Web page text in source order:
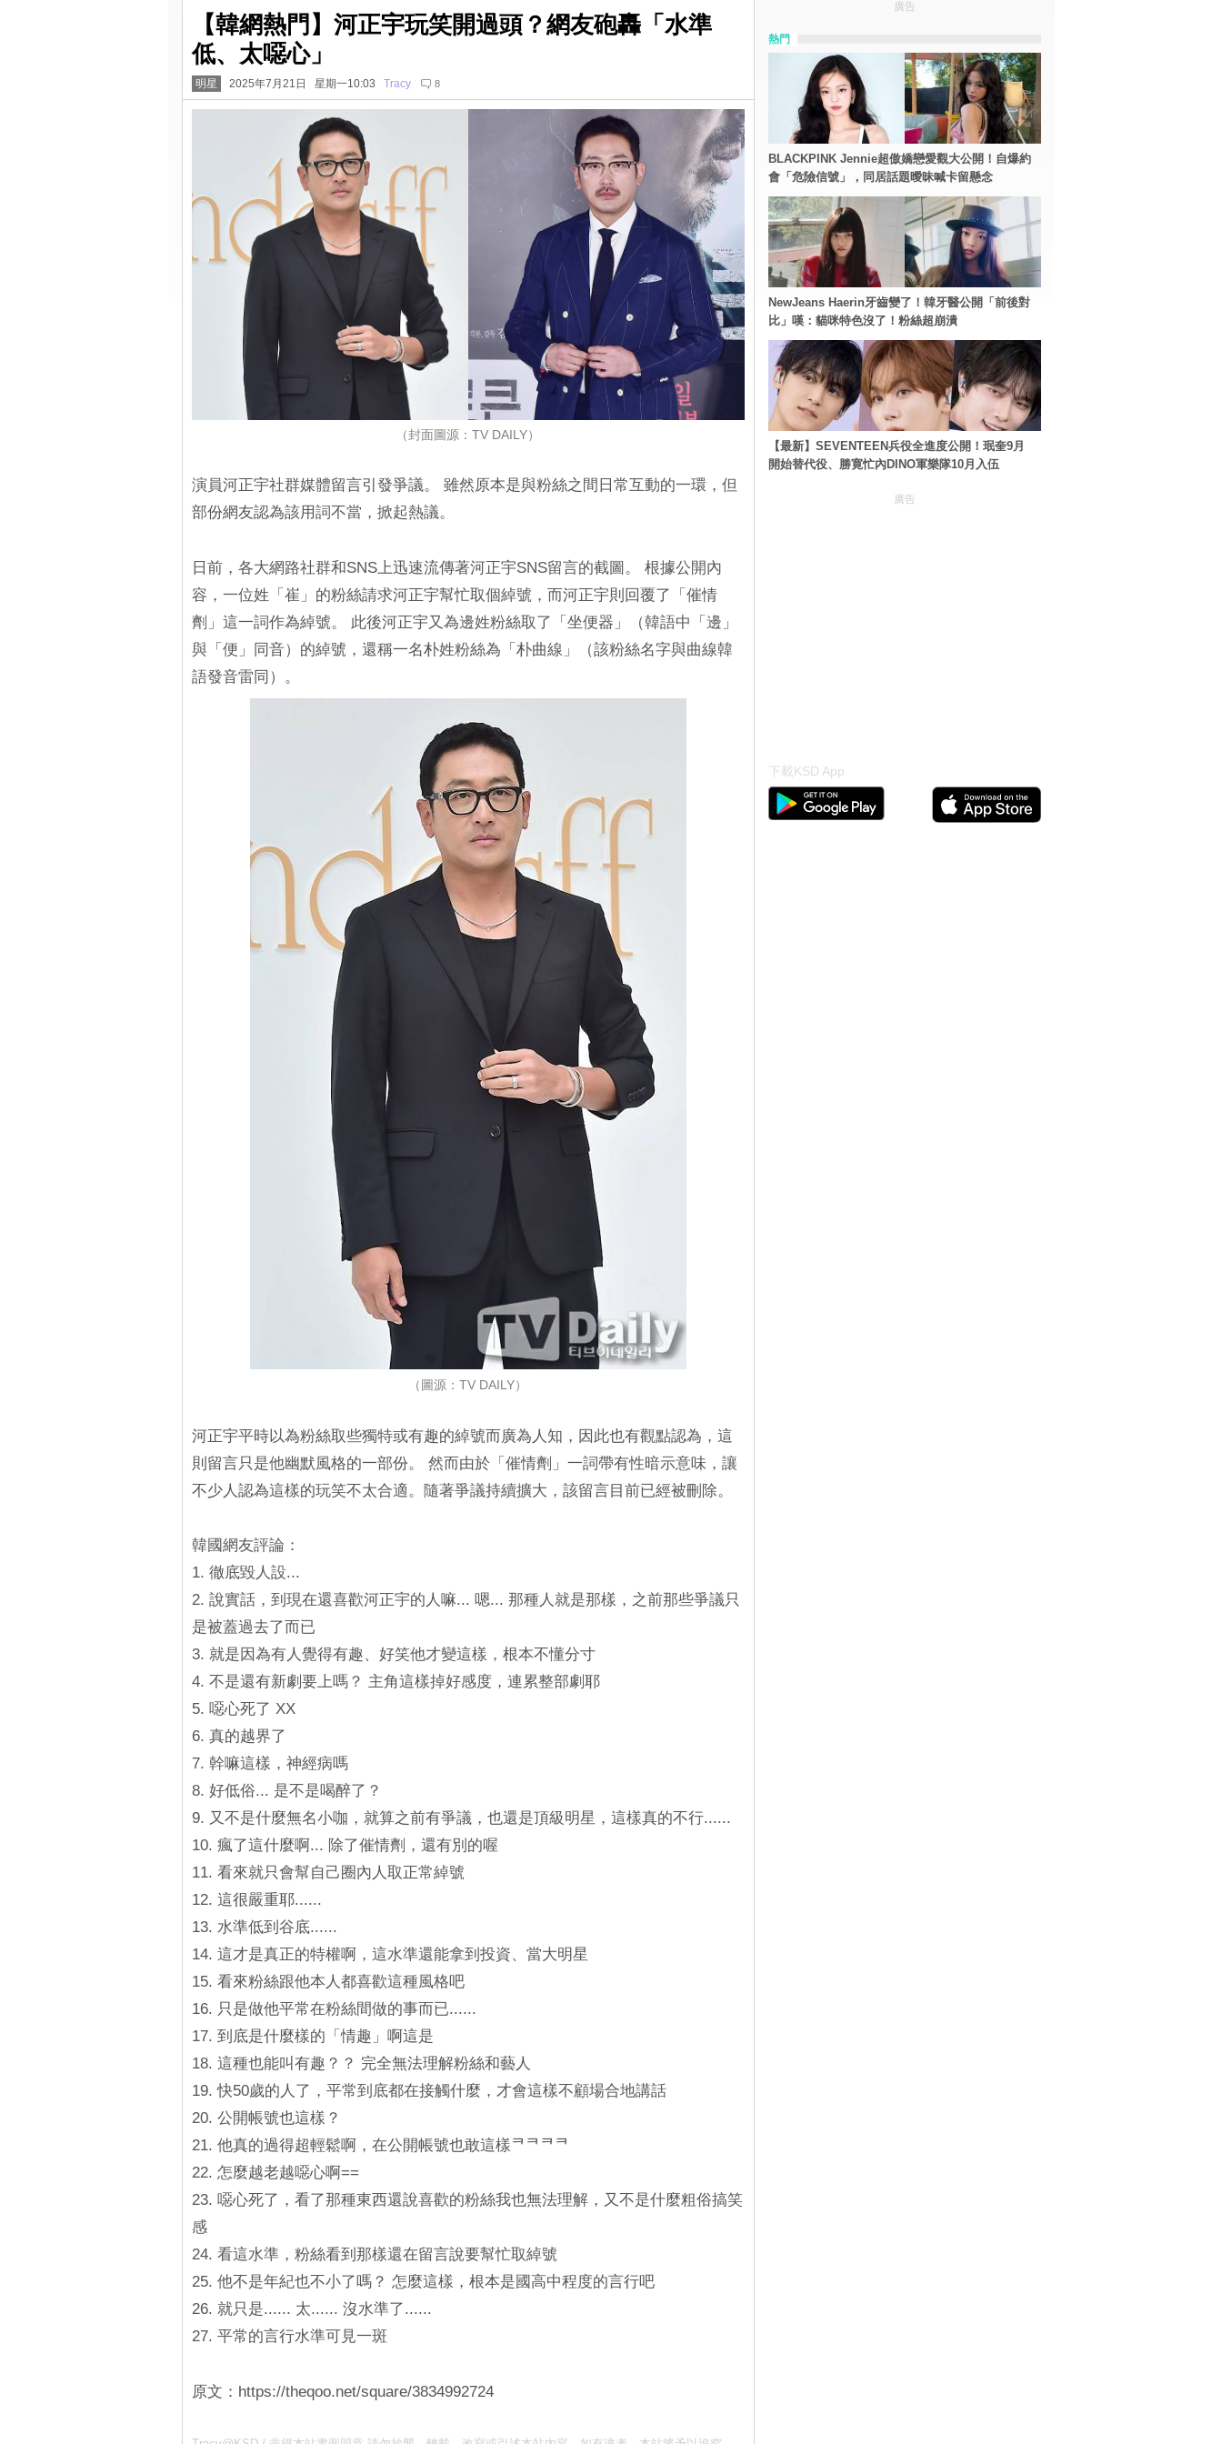
【韓網熱門】河正宇玩笑開過頭？網友砲轟「水準
低、太噁心」
明星 2025年7月21日 星期一10:03 Tracy 8
（封面圖源：TV DAILY）
演員河正宇社群媒體留言引發爭議。 雖然原本是與粉絲之間日常互動的一環，但
部份網友認為該用詞不當，掀起熱議。
日前，各大網路社群和SNS上迅速流傳著河正宇SNS留言的截圖。 根據公開內
容，一位姓「崔」的粉絲請求河正宇幫忙取個綽號，而河正宇則回覆了「催情
劑」這一詞作為綽號。 此後河正宇又為邊姓粉絲取了「坐便器」（韓語中「邊」
與「便」同音）的綽號，還稱一名朴姓粉絲為「朴曲線」（該粉絲名字與曲線韓
語發音雷同）。
（圖源：TV DAILY）
河正宇平時以為粉絲取些獨特或有趣的綽號而廣為人知，因此也有觀點認為，這
則留言只是他幽默風格的一部份。 然而由於「催情劑」一詞帶有性暗示意味，讓
不少人認為這樣的玩笑不太合適。隨著爭議持續擴大，該留言目前已經被刪除。
韓國網友評論：
1. 徹底毀人設...
2. 說實話，到現在還喜歡河正宇的人嘛... 嗯... 那種人就是那樣，之前那些爭議只
是被蓋過去了而已
3. 就是因為有人覺得有趣、好笑他才變這樣，根本不懂分寸
4. 不是還有新劇要上嗎？ 主角這樣掉好感度，連累整部劇耶
5. 噁心死了 XX
6. 真的越界了
7. 幹嘛這樣，神經病嗎
8. 好低俗... 是不是喝醉了？
9. 又不是什麼無名小咖，就算之前有爭議，也還是頂級明星，這樣真的不行......
10. 瘋了這什麼啊... 除了催情劑，還有別的喔
11. 看來就只會幫自己圈內人取正常綽號
12. 這很嚴重耶......
13. 水準低到谷底......
14. 這才是真正的特權啊，這水準還能拿到投資、當大明星
15. 看來粉絲跟他本人都喜歡這種風格吧
16. 只是做他平常在粉絲間做的事而已......
17. 到底是什麼樣的「情趣」啊這是
18. 這種也能叫有趣？？ 完全無法理解粉絲和藝人
19. 快50歲的人了，平常到底都在接觸什麼，才會這樣不顧場合地講話
20. 公開帳號也這樣？
21. 他真的過得超輕鬆啊，在公開帳號也敢這樣ᄏᄏᄏᄏ
22. 怎麼越老越噁心啊==
23. 噁心死了，看了那種東西還說喜歡的粉絲我也無法理解，又不是什麼粗俗搞笑
感
24. 看這水準，粉絲看到那樣還在留言說要幫忙取綽號
25. 他不是年紀也不小了嗎？ 怎麼這樣，根本是國高中程度的言行吧
26. 就只是...... 太...... 沒水準了......
27. 平常的言行水準可見一斑
原文：https://theqoo.net/square/3834992724
廣告
熱門
BLACKPINK Jennie超傲嬌戀愛觀大公開！自爆約
會「危險信號」，同居話題曖昧喊卡留懸念
NewJeans Haerin牙齒變了！韓牙醫公開「前後對
比」嘆：貓咪特色沒了！粉絲超崩潰
【最新】SEVENTEEN兵役全進度公開！珉奎9月
開始替代役、勝寛忙內DINO軍樂隊10月入伍
廣告
下載KSD App